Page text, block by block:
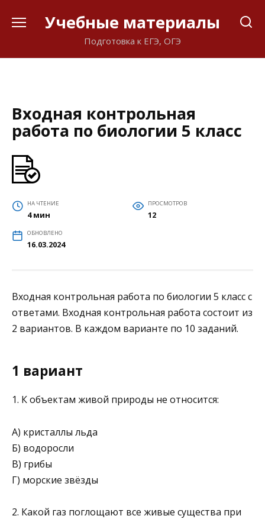
Учебные материалы
Подготовка к ЕГЭ, ОГЭ
Входная контрольная
работа по биологии 5 класс
НА ЧТЕНИЕ
4 мин
ПРОСМОТРОВ
12
ОБНОВЛЕНО
16.03.2024
Входная контрольная работа по биологии 5 класс с
ответами. Входная контрольная работа состоит из
2 вариантов. В каждом варианте по 10 заданий.
1 вариант
1. К объектам живой природы не относится:
А) кристаллы льда
Б) водоросли
В) грибы
Г) морские звёзды
2. Какой газ поглощают все живые существа при